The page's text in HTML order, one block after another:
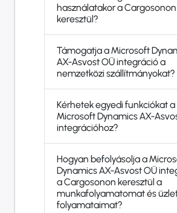
használatakor a Cargosonon
keresztül?
Támogatja a Microsoft
AX-Asvost OÜ integráció a
nemzetközi szállítmányokat?
Kérhetek egyedi funkciókat a
Microsoft Dynamics AX-
integrációhoz?
Hogyan befolyásolja a
Dynamics AX-Asvost OÜ
a Cargosonon keresztül a
munkafolyamatomat és
folyamataimat?